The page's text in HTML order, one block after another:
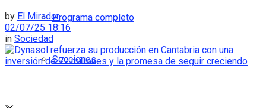
Programa completo
Secciones
by El Mirador
02/07/25 18:16
in Sociedad